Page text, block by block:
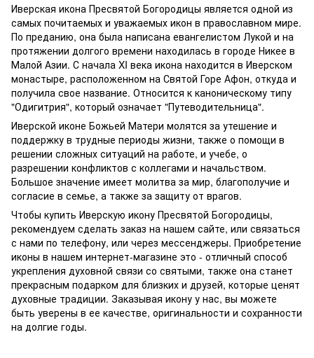
Иверская икона Пресвятой Богородицы является одной из
самых почитаемых и уважаемых икон в православном мире.
По преданию, она была написана евангелистом Лукой и на
протяжении долгого времени находилась в городе Никее в
Малой Азии. С начала XI века икона находится в Иверском
монастыре, расположенном на Святой Горе Афон, откуда и
получила свое название. Относится к каноническому типу
"Одигитрия", который означает "Путеводительница".
Иверской иконе Божьей Матери молятся за утешение и
поддержку в трудные периоды жизни, также о помощи в
решении сложных ситуаций на работе, и учебе, о
разрешении конфликтов с коллегами и начальством.
Большое значение имеет молитва за мир, благополучие и
согласие в семье, а также за защиту от врагов.
Чтобы купить Иверскую икону Пресвятой Богородицы,
рекомендуем сделать заказ на нашем сайте, или связаться
с нами по телефону, или через мессенджеры. Приобретение
иконы в нашем интернет-магазине это - отличный способ
укрепления духовной связи со святыми, также она станет
прекрасным подарком для близких и друзей, которые ценят
духовные традиции. Заказывая икону у нас, вы можете
быть уверены в ее качестве, оригинальности и сохранности
на долгие годы.